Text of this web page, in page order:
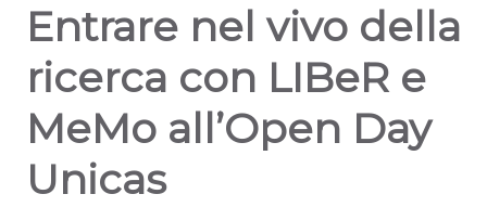
Entrare nel vivo della
ricerca con LIBeR e
MeMo all’Open Day
Unicas